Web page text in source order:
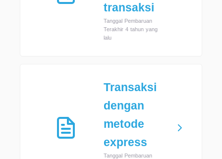
transaksi
Tanggal Pembaruan
Terakhir 4 tahun yang
lalu
Transaksi
dengan
metode
express
Tanggal Pembaruan